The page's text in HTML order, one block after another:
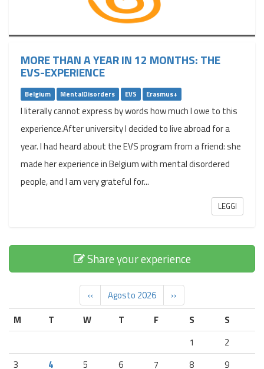
MORE THAN A YEAR IN 12 MONTHS: THE
EVS-EXPERIENCE
Belgium MentalDisorders EVS Erasmus+
I literally cannot express by words how much I owe to this
experience.After university I decided to live abroad for a
year. I had heard about the EVS program from a friend: she
made her experience in Belgium with mental disordered
people, and I am very grateful for...
LEGGI
Share your experience
‹‹ Agosto 2026
››
M
T W T F S
S
1
2
3
4 5 6 7 8
9